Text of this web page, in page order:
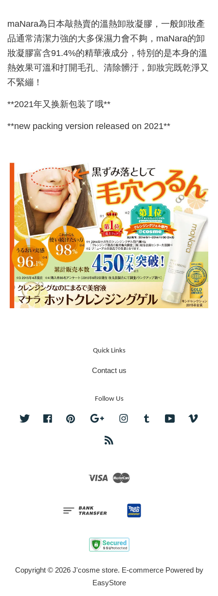
maNara為日本敲熱賣的溫熱卸妝凝膠，一般卸妝產
品通常清潔力強的大多保濕力會不夠，maNara的卸
妝凝膠富含91.4%的精華液成分，特別的是本身的溫
熱效果可溫和打開毛孔、清除髒汙，卸妝完既乾淨又
不緊繃！
**2021年又换新包装了哦**
**new packing version released on 2021**
Quick Links
Contact us
Follow Us
Twitter FacebookPinterest Google InstagramTumblr YouTube
Visa
Copyright © 2026 J'cosme store. E-commerce Powered by
EasyStore